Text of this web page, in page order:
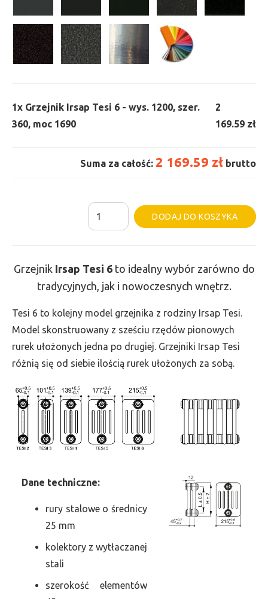
1x Grzejnik Irsap Tesi 6 - wys. 1200, szer.
360, moc 1690
2
169.59 zł
Suma za całość: 2 169.59 zł brutto
ilość
Grzejnik
wys.
1200,
szer.
360,
1690
DODAJ DO KOSZYKA
Grzejnik Irsap Tesi 6to idealny wybór zarówno do
tradycyjnych, jak i nowoczesnych wnętrz.
Tesi 6 to kolejny model grzejnika z rodziny Irsap Tesi.
Model skonstruowany z sześciu rzędów pionowych
rurek ułożonych jedna po drugiej. Grzejniki Irsap Tesi
różnią się od siebie ilością rurek ułożonych za sobą.
Dane techniczne:
rury stalowe o średnicy
25 mm
kolektory z wytłaczanej
stali
szerokość elementów